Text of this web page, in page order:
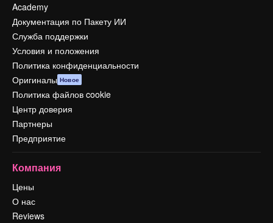
Academy
Документация по Пакету ИИ
Служба поддержки
Условия и положения
Политика конфиденциальности
Оригиналы Новое
Политика файлов cookie
Центр доверия
Партнеры
Предприятие
Компания
Цены
О нас
Reviews